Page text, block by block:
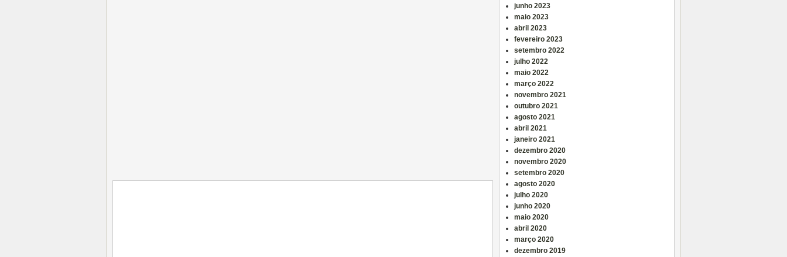
junho 2023
maio 2023
abril 2023
fevereiro 2023
setembro 2022
julho 2022
maio 2022
março 2022
novembro 2021
outubro 2021
agosto 2021
abril 2021
janeiro 2021
dezembro 2020
novembro 2020
setembro 2020
agosto 2020
julho 2020
junho 2020
maio 2020
abril 2020
março 2020
dezembro 2019